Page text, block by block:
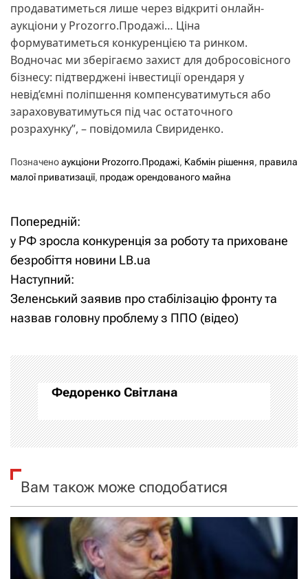
продаватиметься лише через відкриті онлайн-
аукціони у Prozorro.Продажі… Ціна
формуватиметься конкуренцією та ринком.
Водночас ми зберігаємо захист для добросовісного
бізнесу: підтверджені інвестиції орендаря у
невід’ємні поліпшення компенсуватимуться або
зараховуватимуться під час остаточного
розрахунку”, – повідомила Свириденко.
Позначеноаукціони Prozorro.Продажі, Кабмін рішення, правила
малої приватизації, продаж орендованого майна
Н
а
в
і
а
ц
і
а
п
Попередній:
у РФ зросла конкуренція за роботу та приховане
безробіття новини LB.ua
Наступний:
Зеленський заявив про стабілізацію фронту та
назвав головну проблему з ППО (відео)
Федоренко Світлана
Вам також може сподобатися